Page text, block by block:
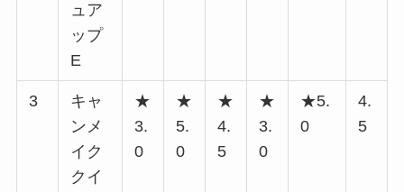
ュア
ップ
E
3
キャ
ンメ
イク
クイ
★
3.
0
★
5.
0
★
4.
5
★
3.
0
★5.
0
4.
5